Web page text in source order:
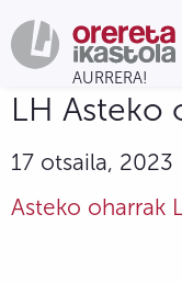
LH Asteko
17 otsaila, 2023
Asteko oharrak